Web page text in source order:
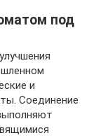
под
и
Соединение